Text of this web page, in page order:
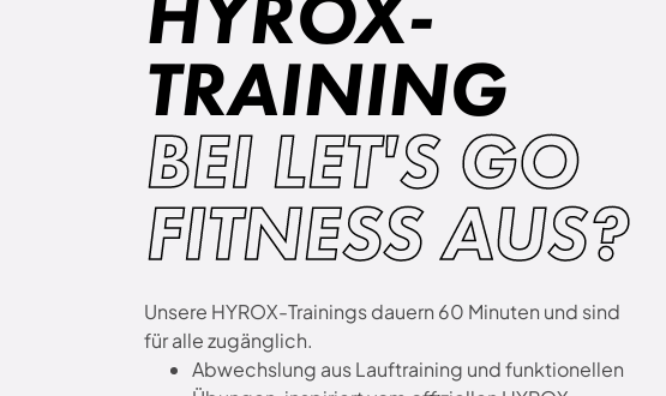
TRAINING
BEI LET'S GO
FITNESS AUS?
Unsere HYROX-Trainings dauern 60 Minuten und sind
für alle zugänglich.
Abwechslung aus Lauftraining und funktionellen